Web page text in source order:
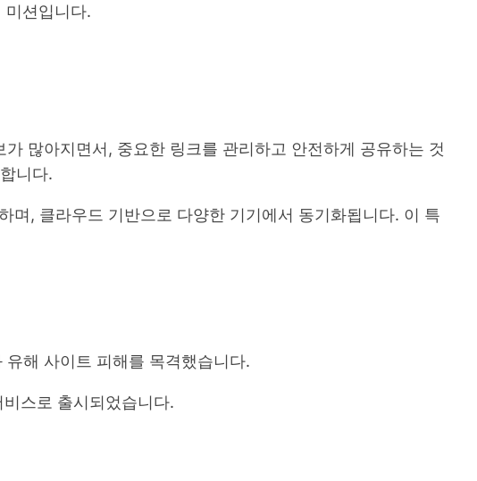
미션입니다.
많아지면서, 중요한 링크를 관리하고 안전하게 공유하는 것
니다.
며, 클라우드 기반으로 다양한 기기에서 동기화됩니다. 이 특
해 사이트 피해를 목격했습니다.
비스로 출시되었습니다.